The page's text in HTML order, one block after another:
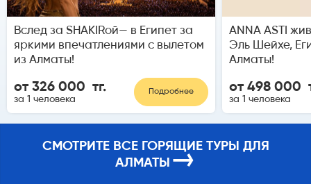
Вслед за SHAKIRой— в Египет за
яркими впечатлениями с вылетом
из Алматы!
от 326 000 тг.
за 1 человека
Подробнее
ANNA ASTI
Эль Шейхе,
Алматы!
от 498 000
за 1 человека
СМОТРИТЕ ВСЕ ГОРЯЩИЕ ТУРЫ ДЛЯ
АЛМАТЫ →